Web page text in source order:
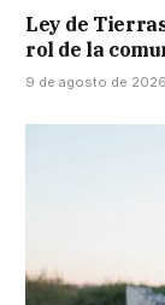
Ley de
rol de la
9 de agosto de 2026